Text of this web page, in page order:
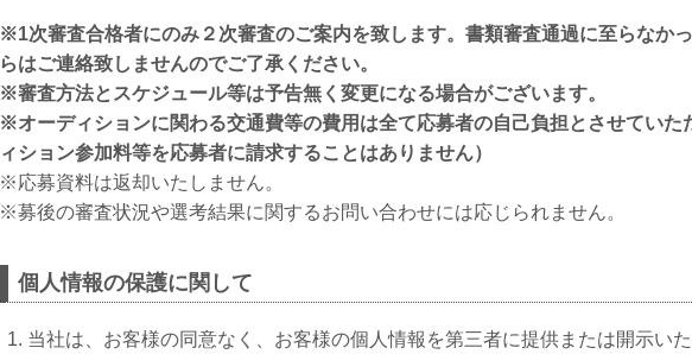
※1次審査合格者にのみ２次審査のご案内を致します。書類審査通過に至らなか
らはご連絡致しませんのでご了承ください。
※審査方法とスケジュール等は予告無く変更になる場合がございます。
※オーディションに関わる交通費等の費用は全て応募者の自己負担とさせていた
ィション参加料等を応募者に請求することはありません）
※応募資料は返却いたしません。
※募後の審査状況や選考結果に関するお問い合わせには応じられません。
個人情報の保護に関して
当社は、お客様の同意なく、お客様の個人情報を第三者に提供または開示い